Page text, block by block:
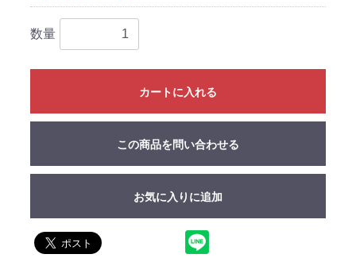
数量
カートに入れる
この商品を問い合わせる
お気に入りに追加